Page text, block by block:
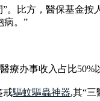
。比方，醫保基金
病。”
療办事收入占比
戒驅蚊驅蟲神器,其“